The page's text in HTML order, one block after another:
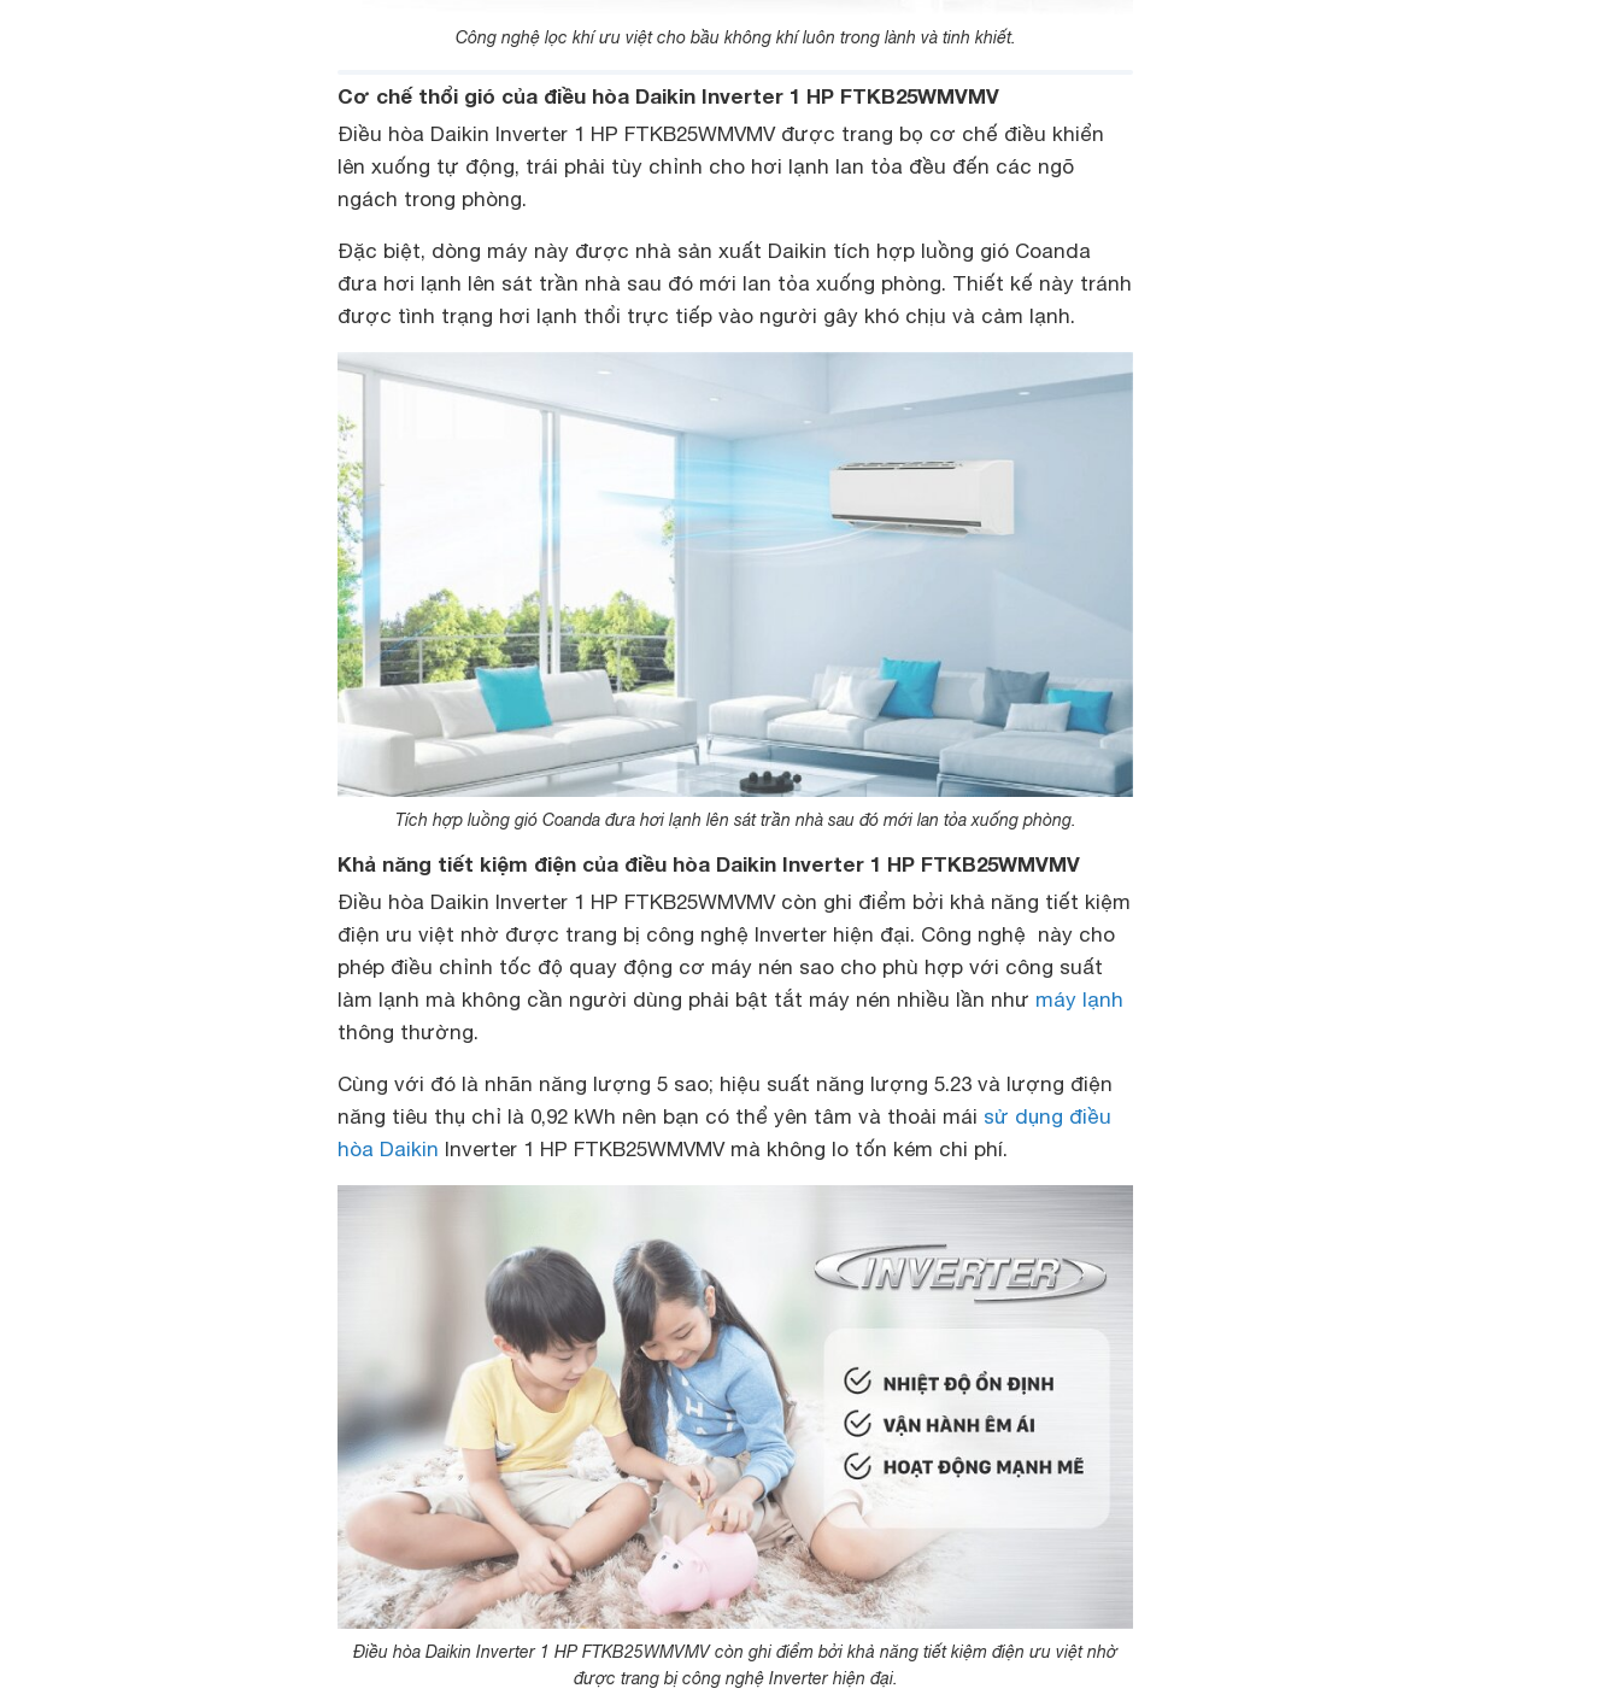
Công nghệ lọc khí ưu việt cho bầu không khí luôn trong lành và tinh khiết.
Cơ chế thổi gió của điều hòa Daikin Inverter 1 HP FTKB25WMVMV
Điều hòa Daikin Inverter 1 HP FTKB25WMVMV được trang bọ cơ chế điều khiển
lên xuống tự động, trái phải tùy chỉnh cho hơi lạnh lan tỏa đều đến các ngõ
ngách trong phòng.
Đặc biệt, dòng máy này được nhà sản xuất Daikin tích hợp luồng gió Coanda
đưa hơi lạnh lên sát trần nhà sau đó mới lan tỏa xuống phòng. Thiết kế này tránh
được tình trạng hơi lạnh thổi trực tiếp vào người gây khó chịu và cảm lạnh.
Tích hợp luồng gió Coanda đưa hơi lạnh lên sát trần nhà sau đó mới lan tỏa xuống phòng.
Khả năng tiết kiệm điện của điều hòa Daikin Inverter 1 HP FTKB25WMVMV
Điều hòa Daikin Inverter 1 HP FTKB25WMVMV còn ghi điểm bởi khả năng tiết kiệm
điện ưu việt nhờ được trang bị công nghệ Inverter hiện đại. Công nghệ này cho
phép điều chỉnh tốc độ quay động cơ máy nén sao cho phù hợp với công suất
làm lạnh mà không cần người dùng phải bật tắt máy nén nhiều lần như máy lạnh
thông thường.
Cùng với đó là nhãn năng lượng 5 sao; hiệu suất năng lượng 5.23 và lượng điện
năng tiêu thụ chỉ là 0,92 kWh nên bạn có thể yên tâm và thoải mái sử dụng điều
hòa Daikin Inverter 1 HP FTKB25WMVMV mà không lo tốn kém chi phí.
Điều hòa Daikin Inverter 1 HP FTKB25WMVMV còn ghi điểm bởi khả năng tiết kiệm điện ưu việt nhờ
được trang bị công nghệ Inverter hiện đại.